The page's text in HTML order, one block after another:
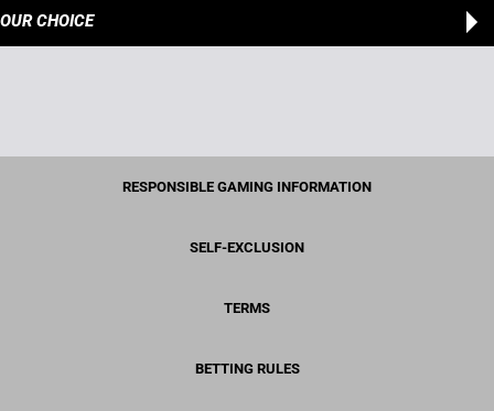
OUR CHOICE
RESPONSIBLE GAMING INFORMATION
SELF-EXCLUSION
TERMS
BETTING RULES